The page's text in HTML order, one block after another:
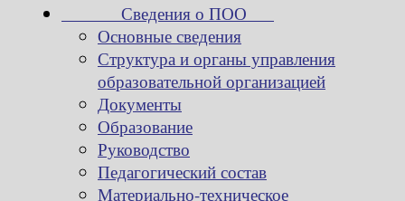
Сведения о ПОО
Основные сведения
Структура и органы управления
образовательной организацией
Документы
Образование
Руководство
Педагогический состав
Материально-техническое